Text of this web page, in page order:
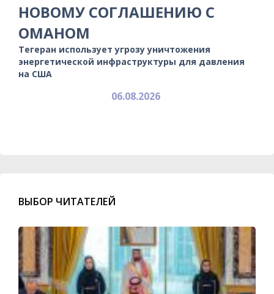
НОВОМУ СОГЛАШЕНИЮ С
ОМАНОМ
Тегеран использует угрозу уничтожения
энергетической инфраструктуры для давления
на США
06.08.2026
ВЫБОР ЧИТАТЕЛЕЙ